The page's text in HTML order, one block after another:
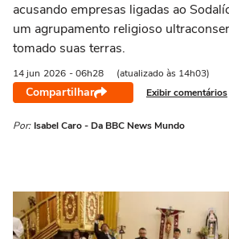
acusando empresas ligadas ao
um agrupamento religioso
tomado suas terras.
14 jun 2026 - 06h28 (atualizado às 14h03)
Compartilhar Exibir comentários
Por: Isabel Caro - Da BBC News Mundo